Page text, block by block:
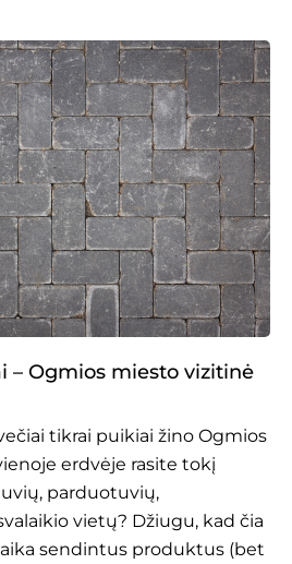
– Ogmios miesto vizitinė
tikrai puikiai žino Ogmios
erdvėje rasite tokį
parduotuvių,
vietų? Džiugu, kad čia
sendintus produktus (bet